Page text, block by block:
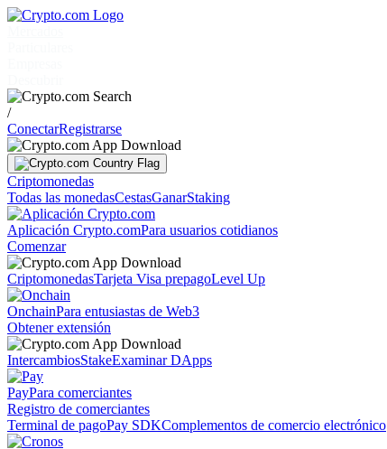
/
ConectarRegistrarse
Criptomonedas
Todas las monedasCestasGanarStaking
Aplicación Crypto.comPara usuarios cotidianos
Comenzar
CriptomonedasTarjeta Visa prepagoLevel Up
OnchainPara entusiastas de Web3
Obtener extensión
IntercambiosStakeExaminar DApps
PayPara comerciantes
Registro de comerciantes
Terminal de pagoPay SDKComplementos de comercio electrónico